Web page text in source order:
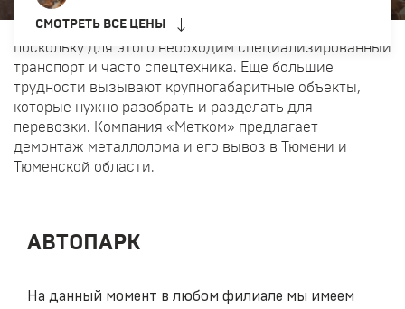
tum@metkom-group.ru
СМОТРЕТЬ ВСЕ ЦЕНЫ
в больших объемах часто затруднителен не только
для физических лиц, но и для организаций,
поскольку для этого необходим специализированный
транспорт и часто спецтехника. Еще большие
трудности вызывают крупногабаритные объекты,
которые нужно разобрать и разделать для
перевозки. Компания «Метком» предлагает
демонтаж металлолома и его вывоз в Тюмени и
Тюменской области.
АВТОПАРК
На данный момент в любом филиале мы имеем